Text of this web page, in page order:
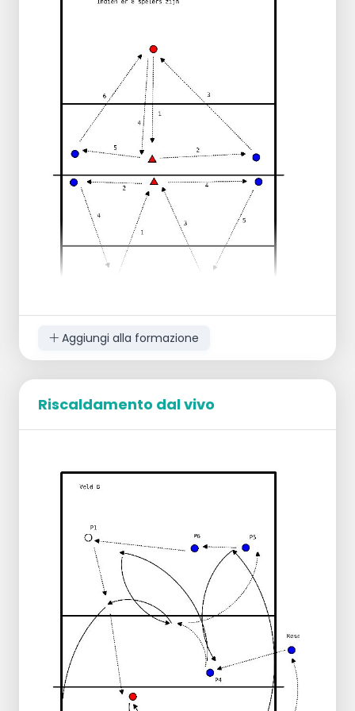
1 SV in posizione centrale 3
2 passanti dietro il campo
inizia il passatore in posizione 5 --> palla BH a
SV - non appena SV mette la palla in posizione
4, il passatore in posizione 1 gioca la palla BH a
BALLOTAZIONE:
passante in posizione 5 --> BH a SV
SV imposta il giocatore in posizione 4
Passante in posizione 1 --> palla BH a SV
SV si dispone all'indietro verso la posizione
del giocatore 2
Aggiungi alla formazione
Riscaldamento dal vivo